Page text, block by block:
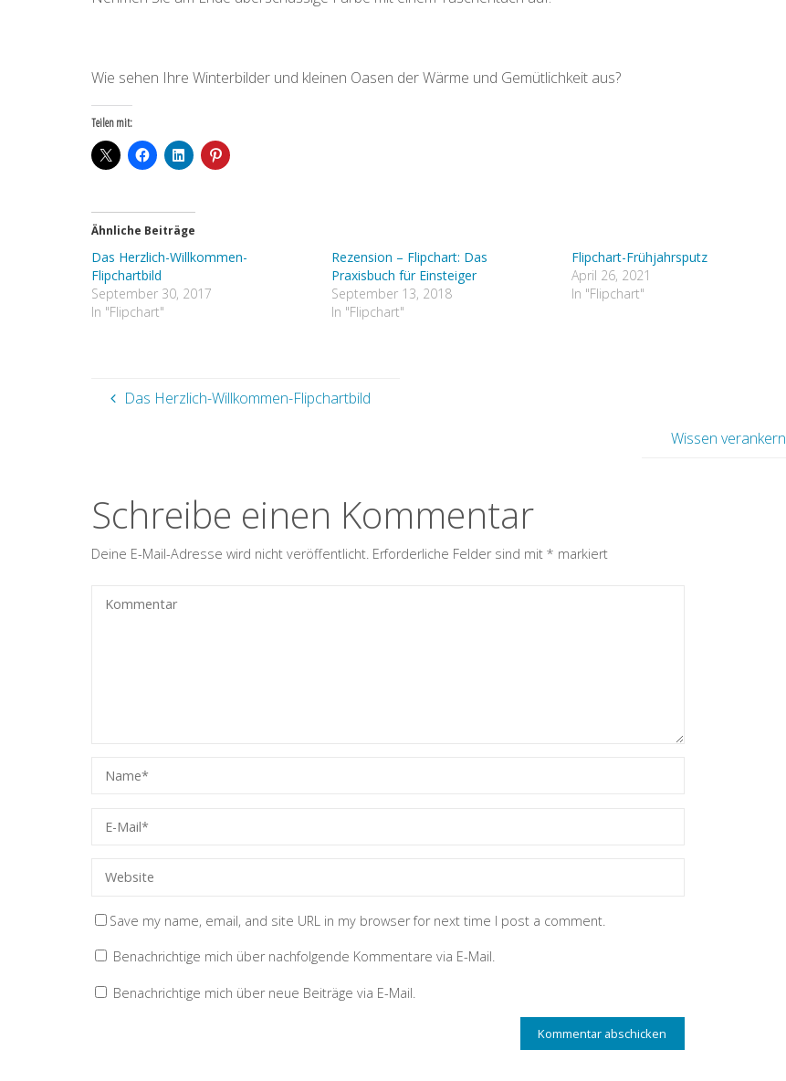
Wie sehen Ihre Winterbilder und kleinen Oasen der Wärme und Gemütlichkeit aus?
Teilen mit:
Ähnliche Beiträge
Das Herzlich-Willkommen-
Flipchartbild
September 30, 2017
In "Flipchart"
Rezension – Flipchart: Das
Praxisbuch für Einsteiger
September 13, 2018
In "Flipchart"
Flipchart-Frühjahrsputz
April 26, 2021
In "Flipchart"
Das Herzlich-Willkommen-Flipchartbild
Wissen verankern
Schreibe einen Kommentar
Deine E-Mail-Adresse wird nicht veröffentlicht. Erforderliche Felder sind mit * markiert
Save my name, email, and site URL in my browser for next time I post a comment.
Benachrichtige mich über nachfolgende Kommentare via E-Mail.
Benachrichtige mich über neue Beiträge via E-Mail.